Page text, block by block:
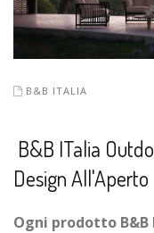
B&B ITALIA
B&B ITalia
Design All'Aperto
Ogni prodotto